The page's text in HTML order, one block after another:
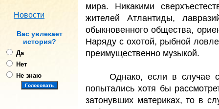
Новости
Ваc увлекает
история?
Да
Нет
Не знаю
мира. Никакими
жителей Атлантиды,
обыкновенного общества,
Наряду с охотой, рыбной
преимущественно музыкой.
Однако, если в случае с
попытались хотя бы
затонувших материках, то в